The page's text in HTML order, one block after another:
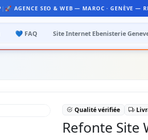
| 🚀 AGENCE SEO & WEB — MAROC · GENÈVE —
💙 FAQ Site Internet Ebenisterie
Qualité vérifiée
Refonte Site